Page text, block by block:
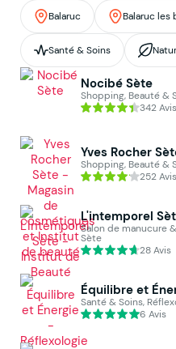
Balaruc Balaruc les
Santé & Soins
Nocibé Sète
Shopping, Beauté &
342 Avis
Yves Rocher
Shopping, Beauté &
252 Avis
L'intemporel
Salon de manucure
Sète
28 Avis
Équilibre et
Santé & Soins,
6 Avis